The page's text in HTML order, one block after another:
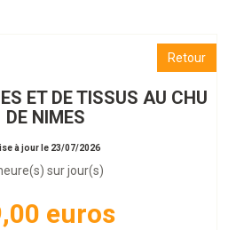
Retour
ET DE TISSUS AU CHU
DE NIMES
à jour le 23/07/2026
sur jour(s)
euros